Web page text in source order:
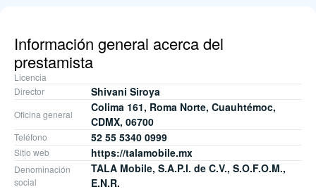
Información general acerca del
prestamista
Licencia
Director
Shivani Siroya
Oficina general
Colima 161, Roma Norte, Cuauhtémoc,
CDMX, 06700
Teléfono 52 55 5340 0999
Sitio web https://talamobile.mx
Denominación
social
TALA Mobile, S.A.P.I. de C.V., S.O.F.O.M.,
E.N.R.